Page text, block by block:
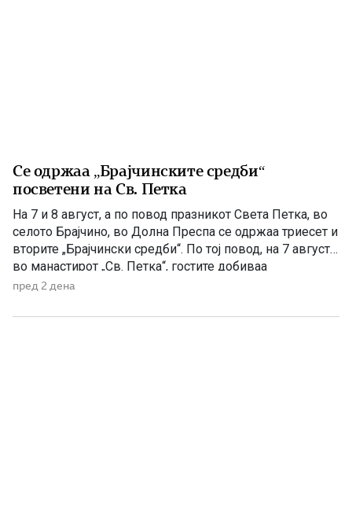
Се одржаа „Брајчинските средби“
посветени на Св. Петка
На 7 и 8 август, а по повод празникот Света Петка, во
селото Брајчино, во Долна Преспа се одржаа триесет и
вторите „Брајчински средби“. По тој повод, на 7 август,
во манастирот „Св. Петка“, гостите добиваа
манастирско гравче, а на 08 август ја прославија
забавуваше групата „Фонтара“ […]
пред 2 дена